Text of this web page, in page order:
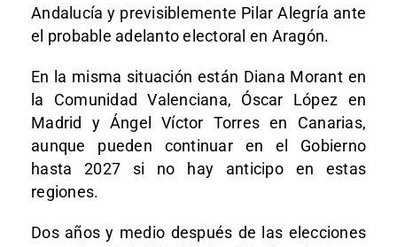
Andalucía y previsiblemente Pilar Alegría ante
el probable adelanto electoral en Aragón.
En la misma situación están Diana Morant en
la Comunidad Valenciana, Óscar López en
Madrid y Ángel Víctor Torres en Canarias,
aunque pueden continuar en el Gobierno
hasta 2027 si no hay anticipo en estas
regiones.
Dos años y medio después de las elecciones